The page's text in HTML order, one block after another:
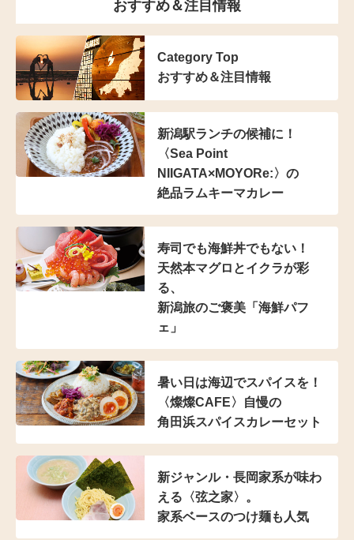
おすすめ＆注目情報
Category Top
おすすめ＆注目情報
新潟駅ランチの候補に！
〈Sea Point
NIIGATA×MOYORe:〉の
絶品ラムキーマカレー
寿司でも海鮮丼でもない！
天然本マグロとイクラが彩
る、
新潟旅のご褒美「海鮮パフ
ェ」
暑い日は海辺でスパイスを！
〈燦燦CAFE〉自慢の
角田浜スパイスカレーセット
新ジャンル・長岡家系が味わ
える〈弦之家〉。
家系ベースのつけ麺も人気